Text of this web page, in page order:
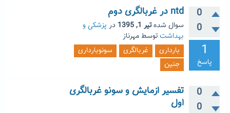
0
0
1
پاسخ
ntd در غربالگری دوم
سوال شدهتیر 1, 1395 در پزشکی و
بهداشتتوسط مهرناز
بارداری
غربالگری
سونوبارداری
جنین
0
0
تفسیر ازمایش و سونو غربالگری
اول